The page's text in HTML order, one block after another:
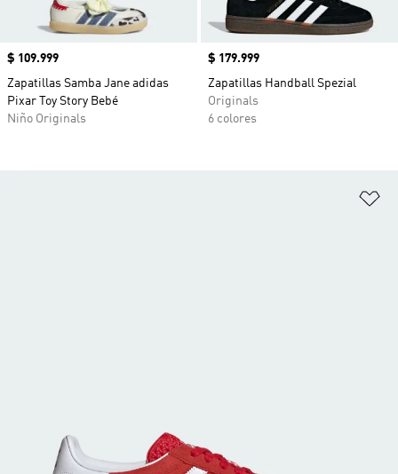
Precio
$ 109.999
Zapatillas Samba Jane adidas
Pixar Toy Story Bebé
Niño Originals
Precio
$ 179.999
Zapatillas Handball Spezial
Originals
6 colores